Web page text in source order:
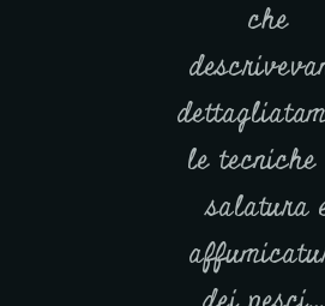
che
le
salatura